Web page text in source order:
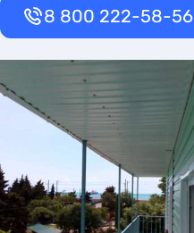
8 800 222-58-56